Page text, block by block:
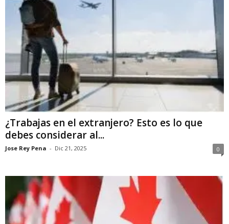
¿Trabajas en el extranjero? Esto es lo que
debes considerar al...
Jose Rey Pena - Dic 21, 2025 0